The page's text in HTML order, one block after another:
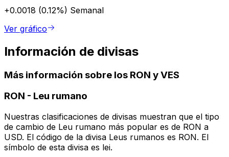
+0.0018 (0.12%) Semanal
Ver gráfico
Información de divisas
Más información sobre los RON y VES
RON - Leu rumano
Nuestras clasificaciones de divisas muestran que el tipo
de cambio de Leu rumano más popular es de RON a
USD. El código de la divisa Leus rumanos es RON. El
símbolo de esta divisa es lei.